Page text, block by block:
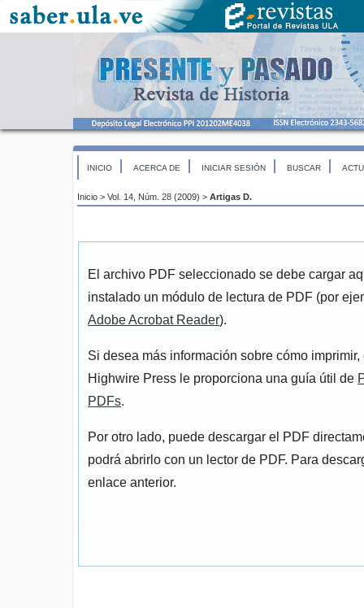
INICIO ACERCA DE INICIAR SESIÓN BUSCAR
Inicio > Vol. 14, Núm. 28 (2009) > Artigas D.
El archivo PDF seleccionado se debe cargar
instalado un módulo de lectura de PDF (por
Adobe Acrobat Reader).
Si desea más información sobre cómo
Highwire Press le proporciona una guía útil de
PDFs.
Por otro lado, puede descargar el PDF
podrá abrirlo con un lector de PDF. Para
enlace anterior.